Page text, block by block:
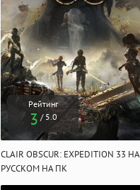
Рейтинг
3 / 5.0
CLAIR OBSCUR: EXPEDITION 33 НА
РУССКОМ НА ПК